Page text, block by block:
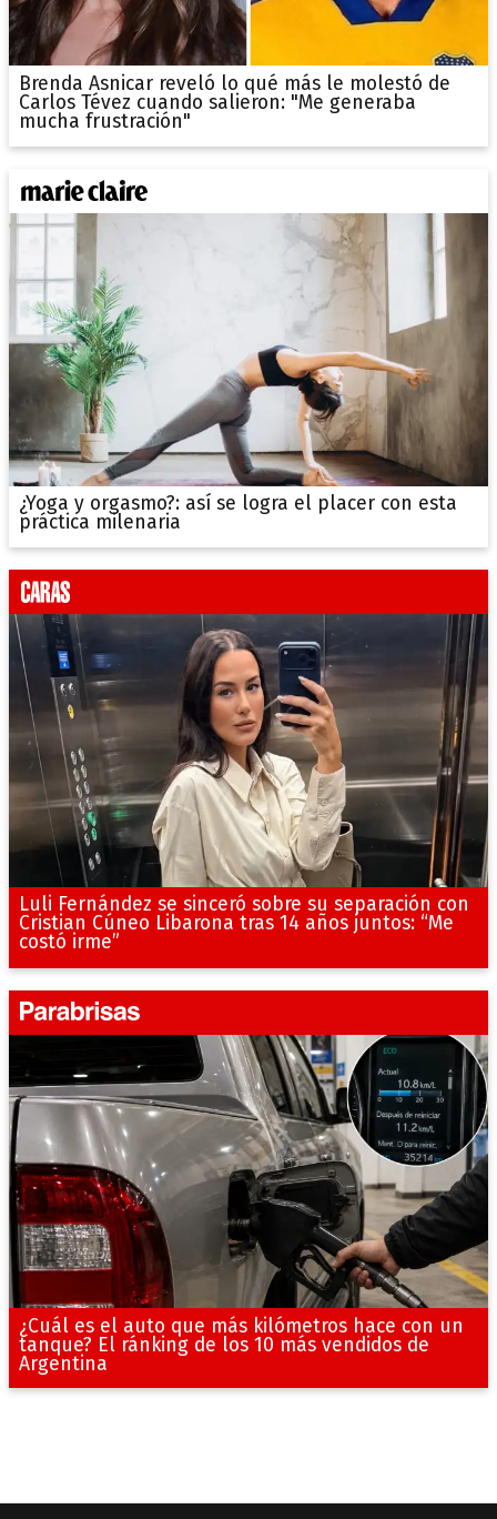
Brenda Asnicar reveló lo qué más le molestó de
Carlos Tévez cuando salieron: "Me generaba
mucha frustración"
¿Yoga y orgasmo?: así se logra el placer con esta
práctica milenaria
Luli Fernández se sinceró sobre su separación con
Cristian Cúneo Libarona tras 14 años juntos: “Me
costó irme”
¿Cuál es el auto que más kilómetros hace con un
tanque? El ránking de los 10 más vendidos de
Argentina